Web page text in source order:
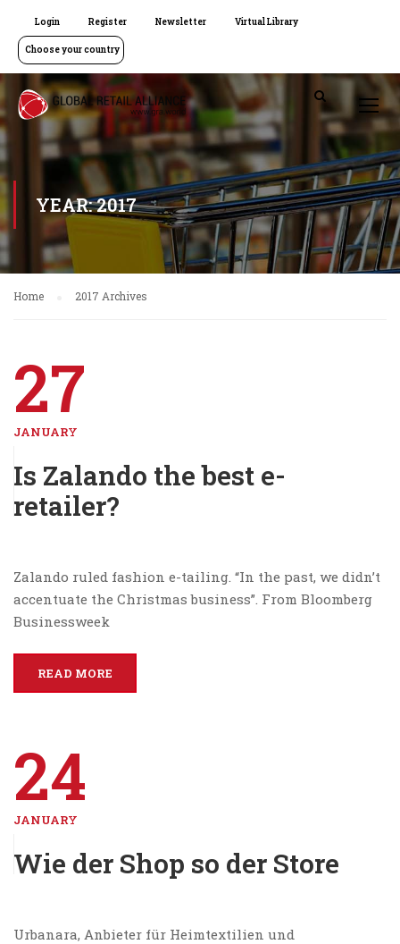
Login Register Newsletter Virtual Library
Choose your country
YEAR: 2017
Home 2017 Archives
27
JANUARY
Is Zalando the best e-
retailer?
Zalando ruled fashion e-tailing. “In the past, we didn’t
accentuate the Christmas business”. From Bloomberg
Businessweek
READ MORE
24
JANUARY
Wie der Shop so der Store
Urbanara, Anbieter für Heimtextilien und